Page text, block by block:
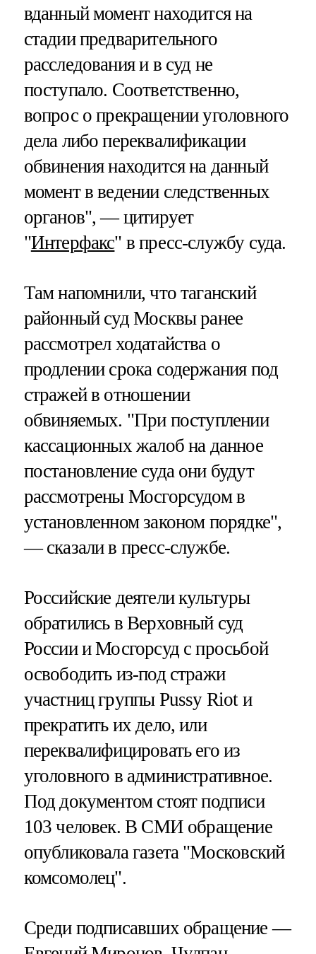
вданный момент находится на
стадии предварительного
расследования и в суд не
поступало. Соответственно,
вопрос о прекращении уголовного
дела либо переквалификации
обвинения находится на данный
момент в ведении следственных
органов", — цитирует
"Интерфакс" в пресс-службу суда.
Там напомнили, что таганский
районный суд Москвы ранее
рассмотрел ходатайства о
продлении срока содержания под
стражей в отношении
обвиняемых. "При поступлении
кассационных жалоб на данное
постановление суда они будут
рассмотрены Мосгорсудом в
установленном законом порядке",
— сказали в пресс-службе.
Российские деятели культуры
обратились в Верховный суд
России и Мосгорсуд с просьбой
освободить из-под стражи
участниц группы Pussy Riot и
прекратить их дело, или
переквалифицировать его из
уголовного в административное.
Под документом стоят подписи
103 человек. В СМИ обращение
опубликовала газета "Московский
комсомолец".
Среди подписавших обращение —